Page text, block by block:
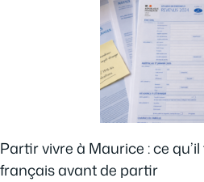
Partir vivre à Maurice : ce
français avant de partir